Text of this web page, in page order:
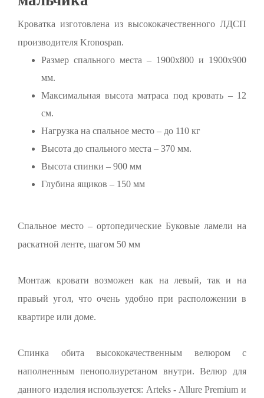
Кроватка изготовлена ​​из высококачественного ЛДСП
производителя Kronospan.
Размер спального места – 1900х800 и 1900х900
мм.
Максимальная высота матраса под кровать – 12
см.
Нагрузка на спальное место – до 110 кг
Высота до спального места – 370 мм.
Высота спинки – 900 мм
Глубина ящиков – 150 мм
Спальное место – ортопедические Буковые ламели на
раскатной ленте, шагом 50 мм
Монтаж кровати возможен как на левый, так и на
правый угол, что очень удобно при расположении в
квартире или доме.
Спинка обита высококачественным велюром с
наполненным пенополиуретаном внутри. Велюр для
данного изделия используется: Arteks - Allure Premium и